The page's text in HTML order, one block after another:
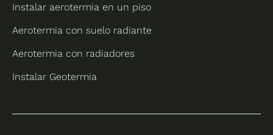
Instalar aerotermia en un piso
Aerotermia con suelo radiante
Aerotermia con radiadores
Instalar Geotermia